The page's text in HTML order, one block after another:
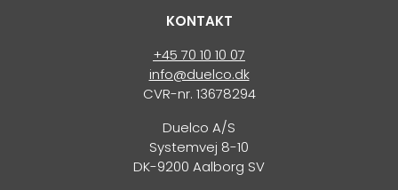
KONTAKT
+45 70 10 10 07
info@duelco.dk
CVR-nr. 13678294
Duelco A/S
Systemvej 8-10
DK-9200 Aalborg SV